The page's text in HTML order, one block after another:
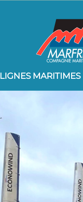
LIGNES MARITIMES